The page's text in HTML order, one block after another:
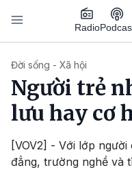
Nhảy đến nội dung
Radio
Đời sống - Xã hội
Người trẻ
lưu hay cơ
[VOV2] - Với lớp
đẳng, trường nghề và